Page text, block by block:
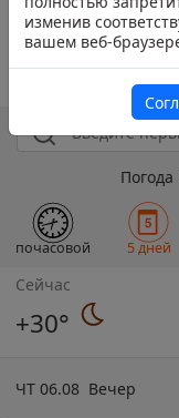
почасовой 5 дней
Сейчас
+30°
ЧТ 06.08 Вечер
изменив
вашем веб-